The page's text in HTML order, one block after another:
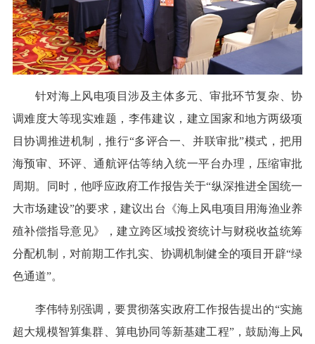
针对海上风电项目涉及主体多元、审批环节复杂、协
调难度大等现实难题，李伟建议，建立国家和地方两级项
目协调推进机制，推行“多评合一、并联审批”模式，把用
海预审、环评、通航评估等纳入统一平台办理，压缩审批
周期。同时，他呼应政府工作报告关于“纵深推进全国统一
大市场建设”的要求，建议出台《海上风电项目用海渔业养
殖补偿指导意见》，建立跨区域投资统计与财税收益统筹
分配机制，对前期工作扎实、协调机制健全的项目开辟“绿
色通道”。
李伟特别强调，要贯彻落实政府工作报告提出的“实施
超大规模智算集群、算电协同等新基建工程”，鼓励海上风